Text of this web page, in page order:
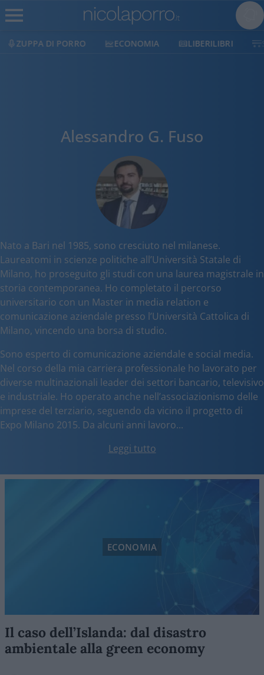
ZUPPA DI PORRO ECONOMIA LIBERILIBRI
Alessandro G. Fuso
Nato a Bari nel 1985, sono cresciuto nel milanese.
Laureatomi in scienze politiche all’Università Statale di
Milano, ho proseguito gli studi con una laurea magistrale in
storia contemporanea. Ho completato il percorso
universitario con un Master in media relation e
comunicazione aziendale presso l’Università Cattolica di
Milano, vincendo una borsa di studio.
Sono esperto di comunicazione aziendale e social media.
Nel corso della mia carriera professionale ho lavorato per
diverse multinazionali leader dei settori bancario, televisivo
e industriale. Ho operato anche nell’associazionismo delle
imprese del terziario, seguendo da vicino il progetto di
Expo Milano 2015. Da alcuni anni lavoro...
Leggi tutto
ECONOMIA
Il caso dell’Islanda: dal disastro
ambientale alla green economy